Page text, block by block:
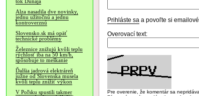
tok Dunaja
Alza nasadila dve novinky,
jednu užitočnú a jednu
kontroverznú
Slovensko.sk má opäť
technické problémy
Železnice znižujú kvôli teplu
rýchlosť iba na 50 km/h,
spôsobuje to meškanie
Ďalšia jadrová elektráreň
južne od Slovenska musela
kvôli teplu znížiť výkon
V Poľsku spustili takmer
Prihláste sa a povoľte si
Overovací text:
Pre overenie, že komentár sa